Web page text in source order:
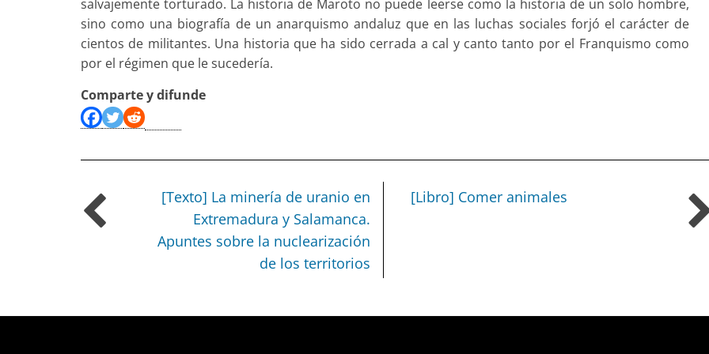
salvajemente torturado. La historia de Maroto no puede leerse como la historia de un solo hombre,
sino como una biografía de un anarquismo andaluz que en las luchas sociales forjó el carácter de
cientos de militantes. Una historia que ha sido cerrada a cal y canto tanto por el Franquismo como
por el régimen que le sucedería.
Comparte y difunde
[Texto] La minería de uranio en
Extremadura y Salamanca.
Apuntes sobre la nuclearización
de los territorios
[Libro] Comer animales